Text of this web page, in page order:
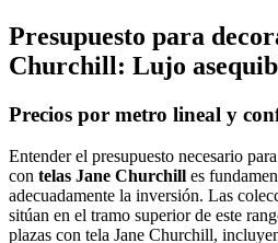
Presupuesto para
Churchill: Lujo
Precios por metro lineal y
Entender el presupuesto necesario
con telas Jane Churchill es
adecuadamente la inversión. Las
sitúan en el tramo superior de este
plazas con tela Jane Churchill,